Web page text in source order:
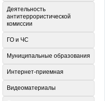
Деятельность
антитеррористической
комиссии
ГО и ЧС
Муниципальные образования
Интернет-приемная
Видеоматериалы